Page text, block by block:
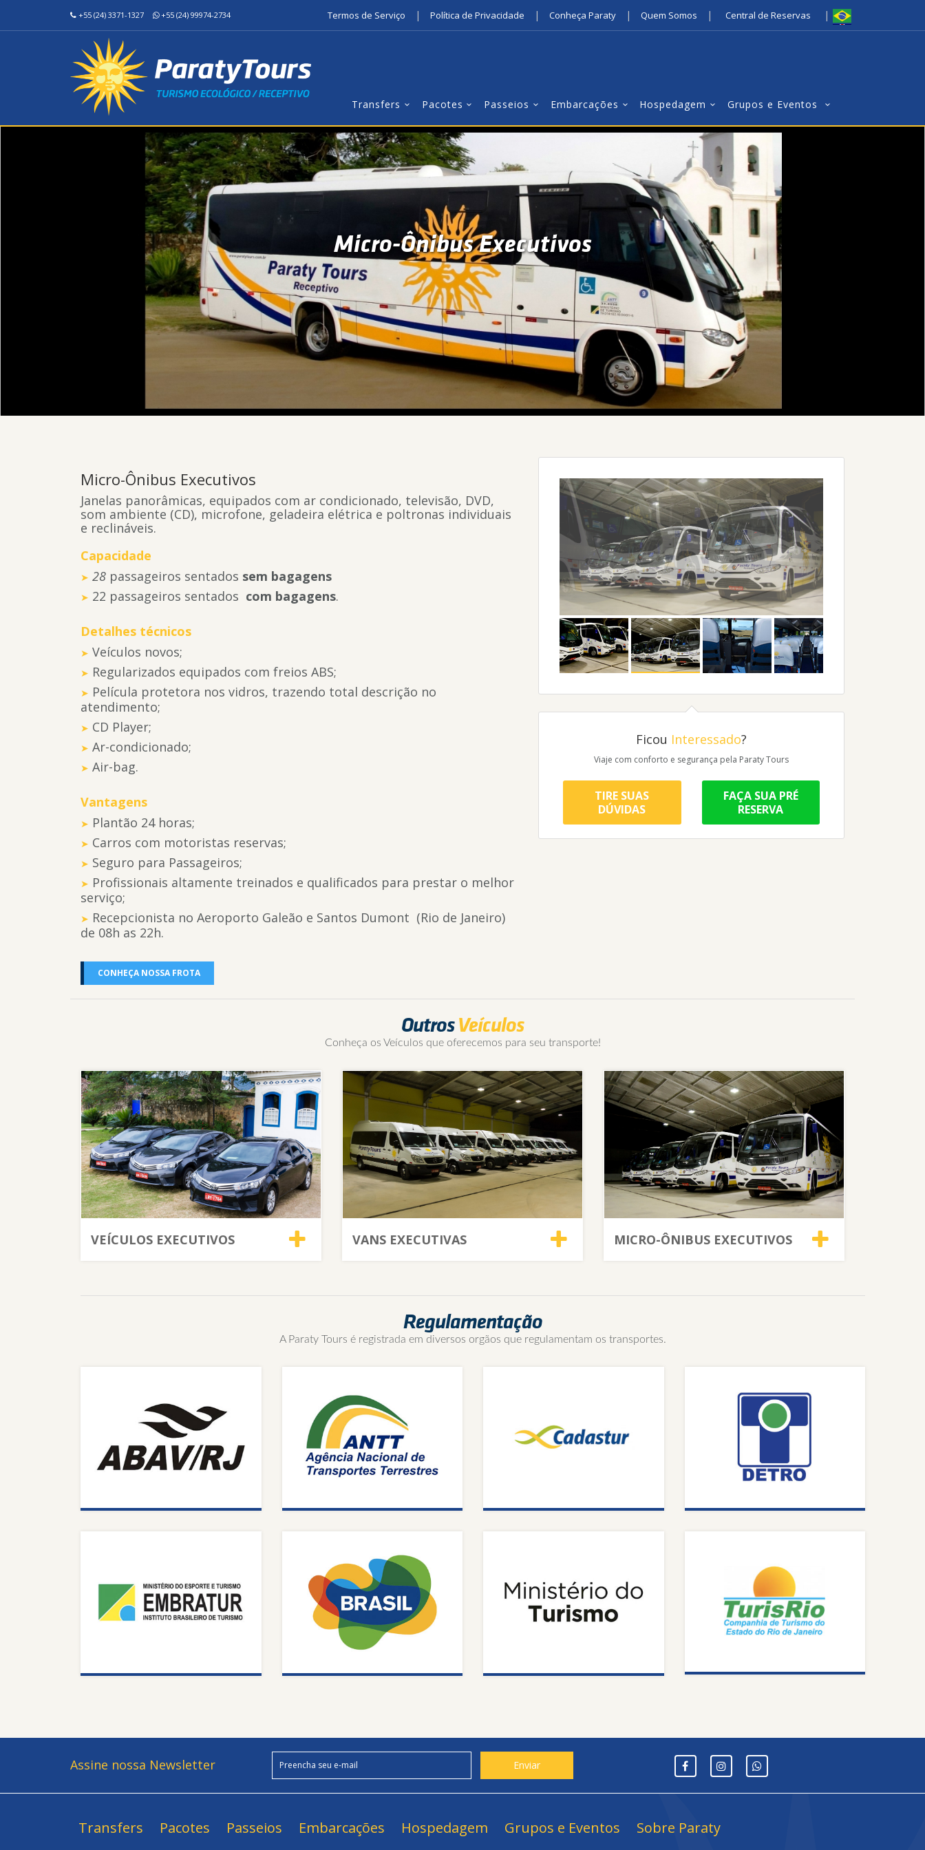
+55 (24) 3371-1327 +55 (24) 99974-2734 Termos de Serviço | Política de Privacidade | Conheça Paraty | Quem Somos | Central de Reservas |
Transfers Pacotes Passeios Embarcações Hospedagem Grupos e Eventos
Micro-Ônibus Executivos
Micro-Ônibus Executivos
Janelas panorâmicas, equipados com ar condicionado, televisão, DVD,
som ambiente (CD), microfone, geladeira elétrica e poltronas individuais
e reclináveis.
Capacidade
28 passageiros sentados sem bagagens
22 passageiros sentados com bagagens.
Detalhes técnicos
Veículos novos;
Regularizados equipados com freios ABS;
Película protetora nos vidros, trazendo total descrição no
atendimento;
CD Player;
Ar-condicionado;
Air-bag.
Vantagens
Plantão 24 horas;
Carros com motoristas reservas;
Seguro para Passageiros;
Profissionais altamente treinados e qualificados para prestar o melhor
serviço;
Recepcionista no Aeroporto Galeão e Santos Dumont (Rio de Janeiro)
de 08h as 22h.
CONHEÇA NOSSA FROTA
Ficou Interessado?
Viaje com conforto e segurança pela Paraty Tours
TIRE SUAS
DÚVIDAS
FAÇA SUA PRÉ
RESERVA
OutrosVeículos
Conheça os Veículos que oferecemos para seu transporte!
VEÍCULOS EXECUTIVOS VANS EXECUTIVAS MICRO-ÔNIBUS EXECUTIVOS
Regulamentação
A Paraty Tours é registrada em diversos orgãos que regulamentam os transportes.
Assine nossa Newsletter
Transfers Pacotes Passeios Embarcações Hospedagem Grupos e Eventos Sobre Paraty